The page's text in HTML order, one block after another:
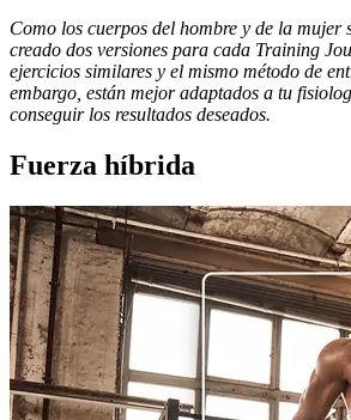
Como los cuerpos del hombre y de la mujer
creado dos versiones para cada Training
ejercicios similares y el mismo método de
embargo, están mejor adaptados a tu
conseguir los resultados deseados.
Fuerza híbrida